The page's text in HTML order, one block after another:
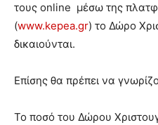
τους online μέσω της
(www.kepea.gr) το Δώρο
δικαιούνται.
Επίσης θα πρέπει να
Το ποσό του Δώρου